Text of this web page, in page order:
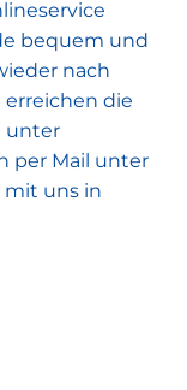
bequem und
nach
erreichen die
unter
per Mail unter
mit uns in